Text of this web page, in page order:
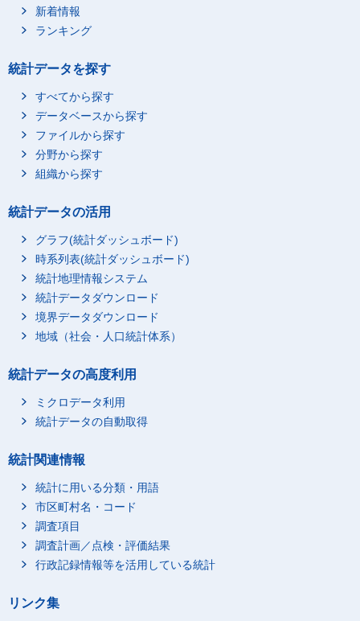
新着情報
ランキング
統計データを探す
すべてから探す
データベースから探す
ファイルから探す
分野から探す
組織から探す
統計データの活用
グラフ(統計ダッシュボード)
時系列表(統計ダッシュボード)
統計地理情報システム
統計データダウンロード
境界データダウンロード
地域（社会・人口統計体系）
統計データの高度利用
ミクロデータ利用
統計データの自動取得
統計関連情報
統計に用いる分類・用語
市区町村名・コード
調査項目
調査計画／点検・評価結果
行政記録情報等を活用している統計
リンク集